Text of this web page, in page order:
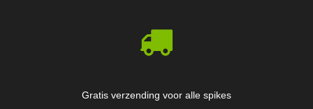
Gratis verzending voor alle spikes